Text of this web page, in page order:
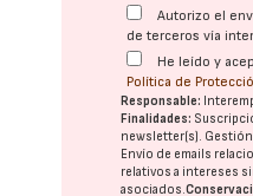
Autorizo el
de terceros vía
He leído y
Política de
Responsable:
Finalidades:
newsletter(s).
Envío de emails
relativos a intereses
asociados.